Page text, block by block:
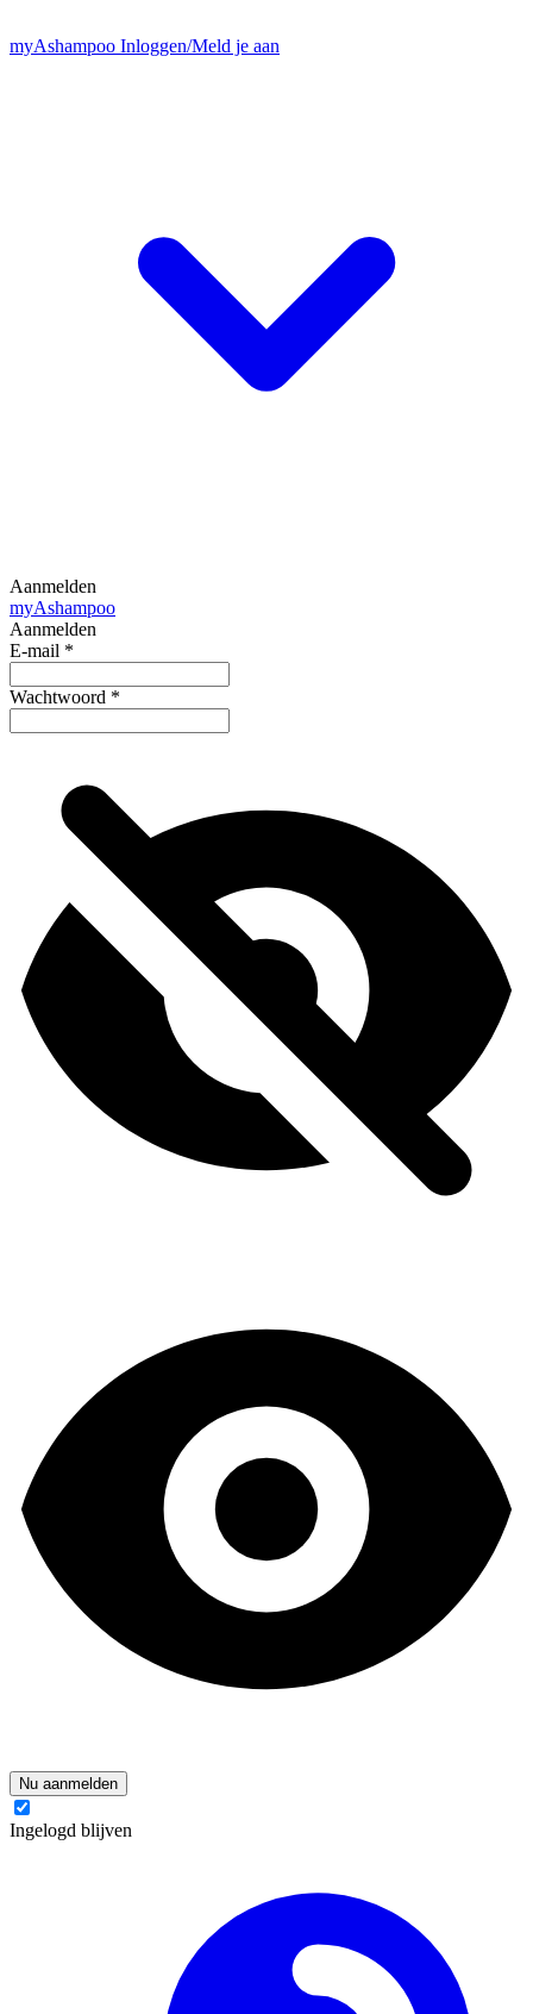
myAshampoo Inloggen/Meld je aan
Aanmelden
myAshampoo
Aanmelden
E-mail *
Wachtwoord *
Nu aanmelden
Ingelogd blijven